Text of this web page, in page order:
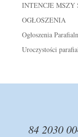
INTENCJE MSZY
OGŁOSZENIA
Ogłoszenia
Uroczystości
84 2030